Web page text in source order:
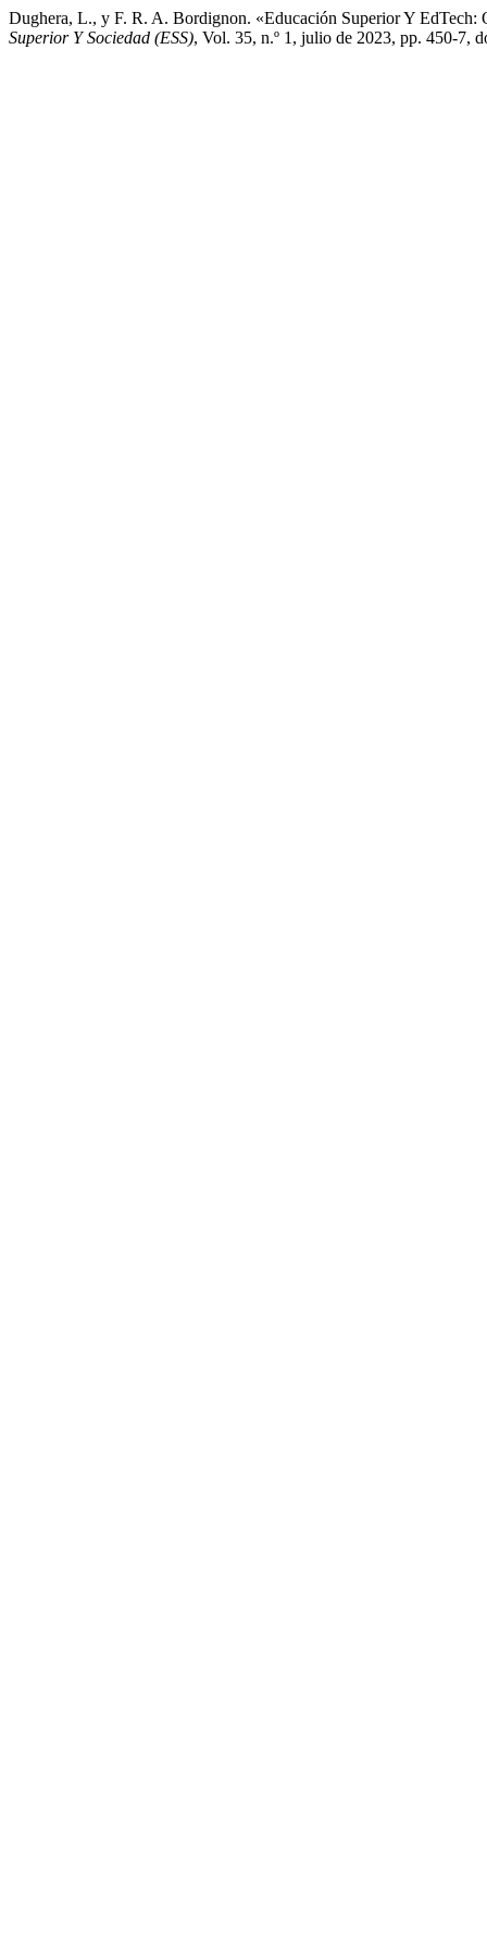
Dughera, L., y F. R. A. Bordignon. «Educación Superior Y
Superior Y Sociedad (ESS), Vol. 35, n.º 1, julio de 2023, pp. 450-7,